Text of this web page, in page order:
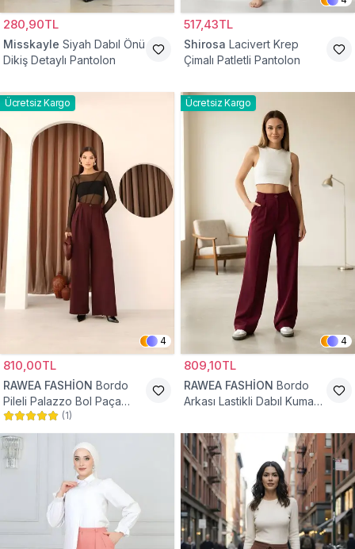
280,90TL
Misskayle Siyah Dabıl Önü
Dikiş Detaylı Pantolon
517,43TL
Shirosa Lacivert Krep
Çimalı Patletli Pantolon
Ücretsiz Kargo
4
810,00TL
RAWEA FASHİON Bordo
Pileli Palazzo Bol Paça
Yüksek Bel Tesettür
Pantolon
(1)
Ücretsiz Kargo
4
809,10TL
RAWEA FASHİON Bordo
Arkası Lastikli Dabıl Kumaş